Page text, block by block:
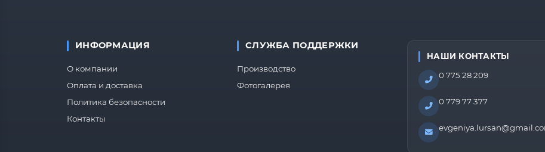
ИНФОРМАЦИЯ
О компании
Оплата и доставка
Политика безопасности
Контакты
СЛУЖБА ПОДДЕРЖКИ
Производство
Фотогалерея
НАШИ КОНТАКТЫ
0 775 28 209
0 779 77 377